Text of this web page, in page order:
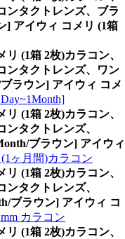
ンタクトレンズ、ブラ
] アイウィ コメリ (1箱
(1箱 2枚)カラコン、
ンタクトレンズ、ワン
ラウン] アイウィ コメ
(1箱 2枚)カラコン、
タクトレンズ、
ブラウン] アイウィ
(1ヶ月間)カラコン
(1箱 2枚)カラコン、
タクトレンズ、
ブラウン] アイウィ コ
カラコン
(1箱 2枚)カラコン、